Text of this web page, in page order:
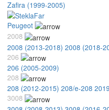
Zafira (1999-2005)
Peugeot
2008
2008 (2013-2018) 2008 (2018-
206
206 (2005-2009)
208
208 (2012-2015) 208/e-208
3008